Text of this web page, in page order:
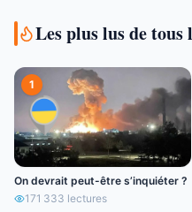
Les plus lus de tous
1
On devrait peut-être s’inquiéter ?
171 333 lectures